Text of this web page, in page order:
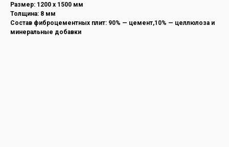
Размер: 1200 х 1500 мм
Толщина: 8 мм
Состав фиброцементных плит: 90% — цемент,10% — целлюлоза и
минеральные добавки